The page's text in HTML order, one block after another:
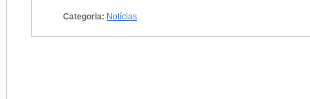
Categoria: Notícias